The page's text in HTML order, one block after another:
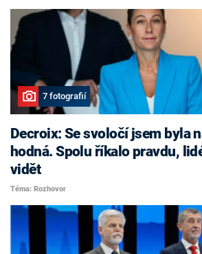
7 fotografií
Decroix: Se svoločí jsem byla
hodná. Spolu říkalo pravdu,
vidět
Téma: Rozhovor